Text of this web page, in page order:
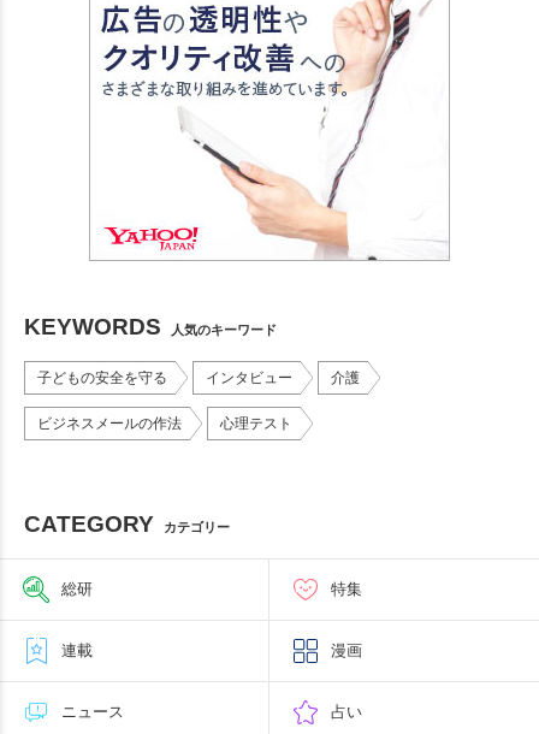
KEYWORDS 人気のキーワード
子どもの安全を守る インタビュー 介護
ビジネスメールの作法 心理テスト
CATEGORY カテゴリー
総研 特集
連載 漫画
ニュース 占い